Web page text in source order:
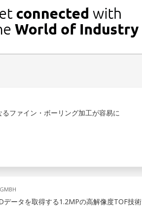
ファイン・ボーリング加工が容易に
ータを取得する1.2MPの高解像度TOF技術